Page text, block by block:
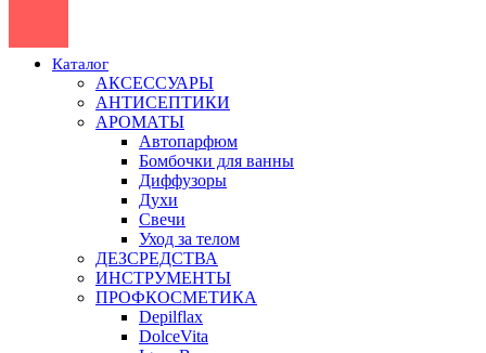
Каталог
АКСЕССУАРЫ
АНТИСЕПТИКИ
АРОМАТЫ
Автопарфюм
Бомбочки для ванны
Диффузоры
Духи
Свечи
Уход за телом
ДЕЗСРЕДСТВА
ИНСТРУМЕНТЫ
ПРОФКОСМЕТИКА
Depilflax
DolceVita